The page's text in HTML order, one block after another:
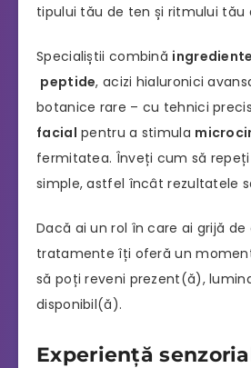
tipului tău de ten și ritmului tău
Specialiștii combină
peptide, acizi hialuronici
botanice rare – cu tehnici
facial pentru a stimula
fermitatea. Înveți cum să
simple, astfel încât rezultatele
Dacă ai un rol în care ai grijă de
tratamente îți oferă un
să poți reveni prezent(ă),
disponibil(ă).
Experiență